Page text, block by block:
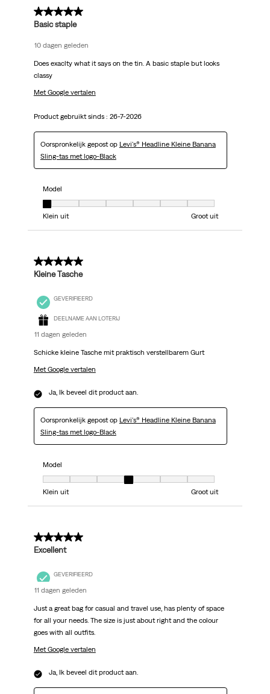
5 van 5 sterren.
Basic staple
10 dagen geleden
Does exaclty what it says on the tin. A basic staple but looks
classy
Met Google vertalen
Product gebruikt sinds : 26-7-2026
Oorspronkelijk gepost op Levi's® Headline Kleine Banana
Sling-tas met logo-Black
Model
Klein uit
Groot uit
5 van 5 sterren.
Kleine Tasche
GEVERIFIEERD
DEELNAME AAN LOTERIJ
11 dagen geleden
Schicke kleine Tasche mit praktisch verstellbarem Gurt
Met Google vertalen
Ja, Ik beveel dit product aan.
Oorspronkelijk gepost op Levi's® Headline Kleine Banana
Sling-tas met logo-Black
Model
Klein uit
Groot uit
5 van 5 sterren.
Excellent
GEVERIFIEERD
11 dagen geleden
Just a great bag for casual and travel use, has plenty of space
for all your needs. The size is just about right and the colour
goes with all outfits.
Met Google vertalen
Ja, Ik beveel dit product aan.